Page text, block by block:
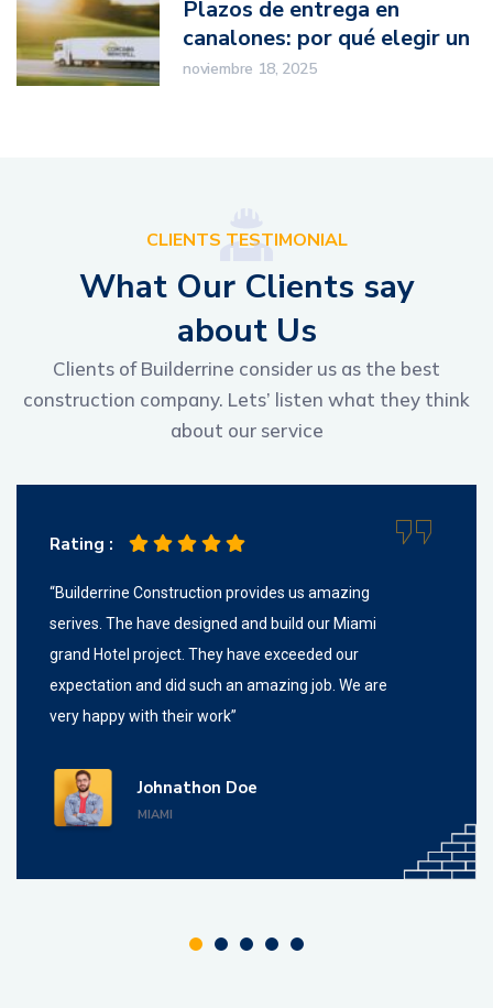
noviembre 18, 2025
Plazos de entrega en
canalones: por qué elegir un
fabricante nacional marca la
CLIENTS TESTIMONIAL
What Our Clients say
about Us
Clients of Builderrine consider us as the best
construction company. Lets’ listen what they think
about our service
Rating :
“Builderrine Construction provides us amazing
serives. The have designed and build our Miami
grand Hotel project. They have exceeded our
expectation and did such an amazing job. We are
very happy with their work”
Johnathon Doe
MIAMI